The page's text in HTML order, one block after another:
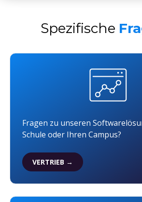
Spezifische
Fragen zu unseren
Schule oder Ihren Campus?
VERTRIEB →